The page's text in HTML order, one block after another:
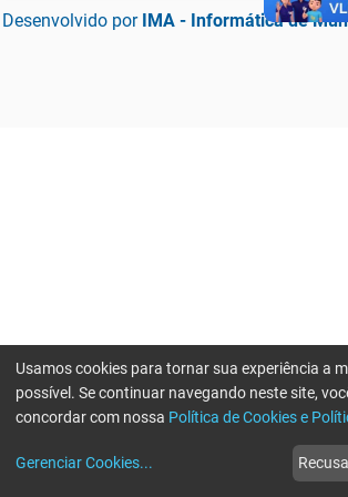
Desenvolvido por IMA - Informática de
Usamos cookies para tornar sua experiência a
possível. Se continuar navegando neste site,
concordar com nossa Política de Cookies e
Gerenciar Cookies...
Erro ao enviar informações, por favor tente